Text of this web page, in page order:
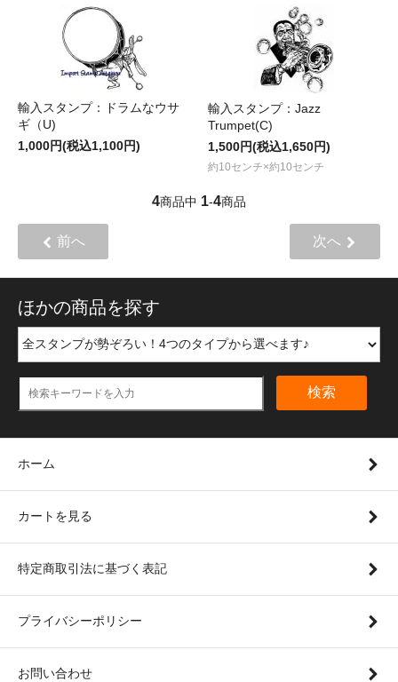
輸入スタンプ：ドラムなウサ
ギ（U)
1,000円(税込1,100円)
輸入スタンプ：Jazz
Trumpet(C)
1,500円(税込1,650円)
約10センチ×約10センチ
4商品中 1-4商品
前へ 次へ
ほかの商品を探す
検索
ホーム
カートを見る
特定商取引法に基づく表記
プライバシーポリシー
お問い合わせ